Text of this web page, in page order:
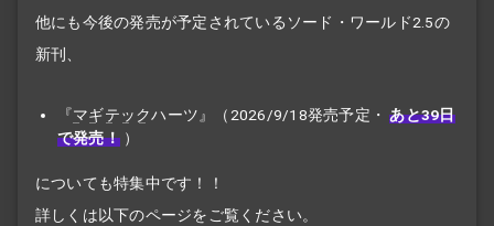
他にも今後の発売が予定されているソード・ワールド2.5の
新刊、
『マギテックハーツ』（2026/9/18発売予定・ あと39日
で発売！ ）
についても特集中です！！
詳しくは以下のページをご覧ください。